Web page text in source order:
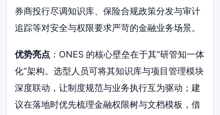
券商投行尽调知识库、保险合规政策分发与审计
追踪等对安全与权限要求严苛的金融业务场景。
优势亮点 ：ONES 的核心壁垒在于其“研管知一体
化”架构。选型人员可将其知识库与项目管理模块
深度联动，让制度规范与业务执行互为驱动；建
议在落地时优先梳理金融权限树与文档模板，借